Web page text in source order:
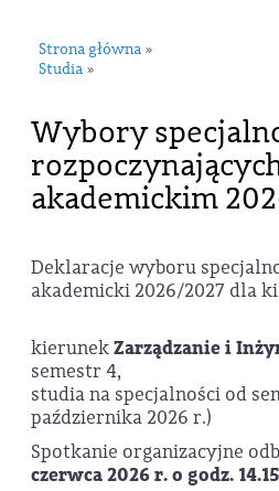
Strona główna »
Studia »
Wybory
akademickim
Deklaracje wyboru
akademicki 2026/2027 dla
kierunekZarządzanie i
semestr 4,
studia na specjalności od
października 2026 r.)
Spotkanie organizacyjne
czerwca 2026 r. o godz.